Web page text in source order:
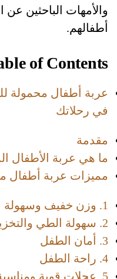
والأمهات الباحثين عن
أطفالهم.
of Contents
عربة أطفال محمولة
في رحلاتك
مقدمة
ما هي عربة الأطفال
مميزات عربة أطفال
1. وزن خفيف وسهولة الحمل
2. سهولة الطي والتخزين
3. أمان الطفل
4. راحة الطفل
5. عجلات قوية ومناسبة لجميع الأسطح